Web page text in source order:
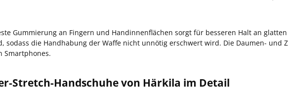
Gummierung an Fingern und Handinnenflächen sorgt für besseren Halt an
sodass die Handhabung der Waffe nicht unnötig erschwert wird. Die Daumen- und
Smartphones.
Stretch-Handschuhe von Härkila im Detail